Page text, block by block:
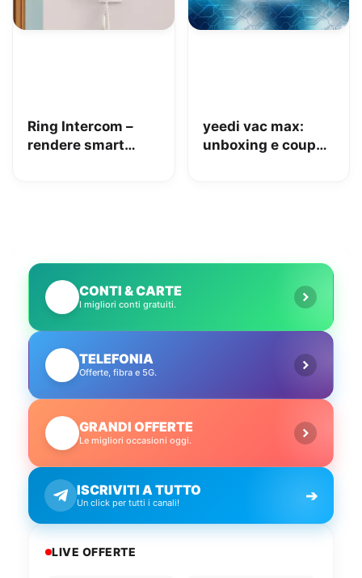
Ring Intercom –
rendere smart
yeedi vac max:
unboxing e coupon
CONTI & CARTE
I migliori conti gratuiti.
TELEFONIA
Offerte, fibra e 5G.
GRANDI OFFERTE
Le migliori occasioni oggi.
ISCRIVITI A TUTTO
Un click per tutti i canali! ➔
LIVE OFFERTE